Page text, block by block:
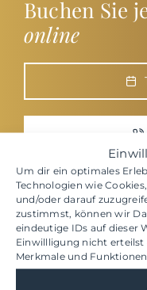
Um dir ein optimales
Technologien wie
und/oder darauf
zustimmst, können wir
eindeutige IDs auf dieser
Einwillligung nicht
Merkmale und
Buchen Sie
online
Das sagen